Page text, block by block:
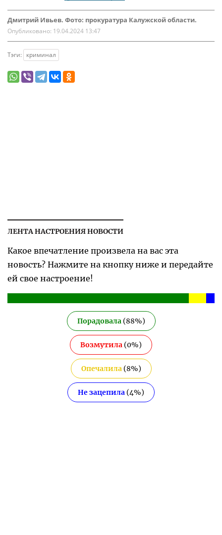
Дмитрий Ивьев. Фото: прокуратура Калужской области.
Опубликовано: 19.04.2024 13:47
Тэги: криминал
ЛЕНТА НАСТРОЕНИЯ НОВОСТИ
Какое впечатление произвела на вас эта
новость? Нажмите на кнопку ниже и передайте
ей свое настроение!
Порадовала(88%)
Возмутила (0%)
Опечалила(8%)
Не зацепила (4%)